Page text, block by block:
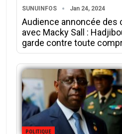
SUNUINFOS Jan 24, 2024
Audience annoncée des
avec Macky Sall :
garde contre toute
POLITIQUE